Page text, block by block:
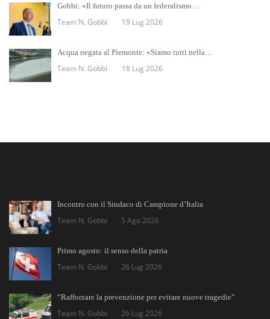
Gobbi: «Il futuro passa da un federalismo…
Team N. Gobbi 19 Lug 2026
Acqua negata al Piemonte: «Siamo tutti nella…
Team N. Gobbi 18 Lug 2026
Incontro con il Sindaco di Campione d’Italia
Team N. Gobbi 5 Ago 2026
Primo agosto: il senso della patria
Team N. Gobbi 26 Lug 2026
“Rafforzare la prevenzione per evitare nuove tragedie”
Team N. Gobbi 26 Lug 2026